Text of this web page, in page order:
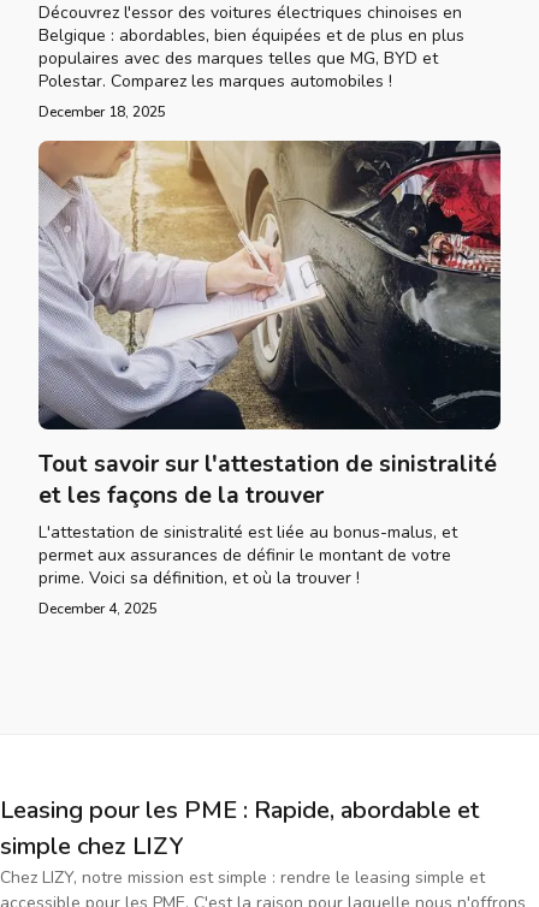
Découvrez l'essor des voitures électriques chinoises en
Belgique : abordables, bien équipées et de plus en plus
populaires avec des marques telles que MG, BYD et
Polestar. Comparez les marques automobiles !
December 18, 2025
Tout savoir sur l'attestation de sinistralité
et les façons de la trouver
L'attestation de sinistralité est liée au bonus-malus, et
permet aux assurances de définir le montant de votre
prime. Voici sa définition, et où la trouver !
December 4, 2025
Leasing pour les PME : Rapide, abordable et
simple chez LIZY
Chez LIZY, notre mission est simple : rendre le leasing simple et